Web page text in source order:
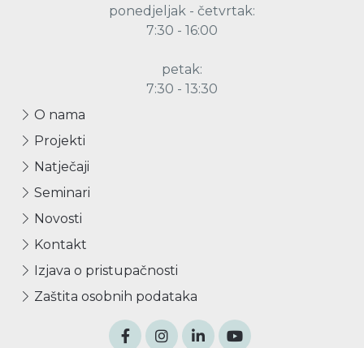
ponedjeljak - četvrtak:
7:30 - 16:00
petak:
7:30 - 13:30
O nama
Projekti
Natječaji
Seminari
Novosti
Kontakt
Izjava o pristupačnosti
Zaštita osobnih podataka